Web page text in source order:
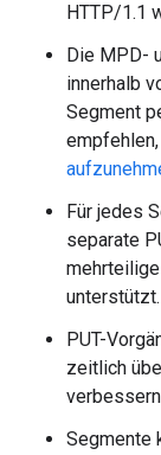
HTTP/1.1
Die MPD-
innerhalb
Segment
empfehlen,
Für jedes
separate
unterstützt.
PUT-
zeitlich
Segmente